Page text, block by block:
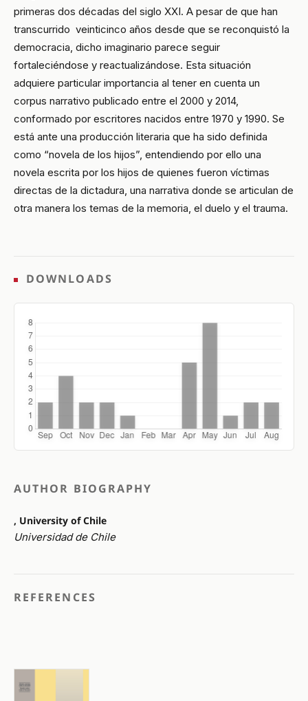
primeras dos décadas del siglo XXI. A pesar de que han
transcurrido veinticinco años desde que se reconquistó la
democracia, dicho imaginario parece seguir
fortaleciéndose y reactualizándose. Esta situación
adquiere particular importancia al tener en cuenta un
corpus narrativo publicado entre el 2000 y 2014,
conformado por escritores nacidos entre 1970 y 1990. Se
está ante una producción literaria que ha sido definida
como “novela de los hijos”, entendiendo por ello una
novela escrita por los hijos de quienes fueron víctimas
directas de la dictadura, una narrativa donde se articulan de
otra manera los temas de la memoria, el duelo y el trauma.
DOWNLOADS
AUTHOR BIOGRAPHY
, University of Chile
Universidad de Chile
REFERENCES